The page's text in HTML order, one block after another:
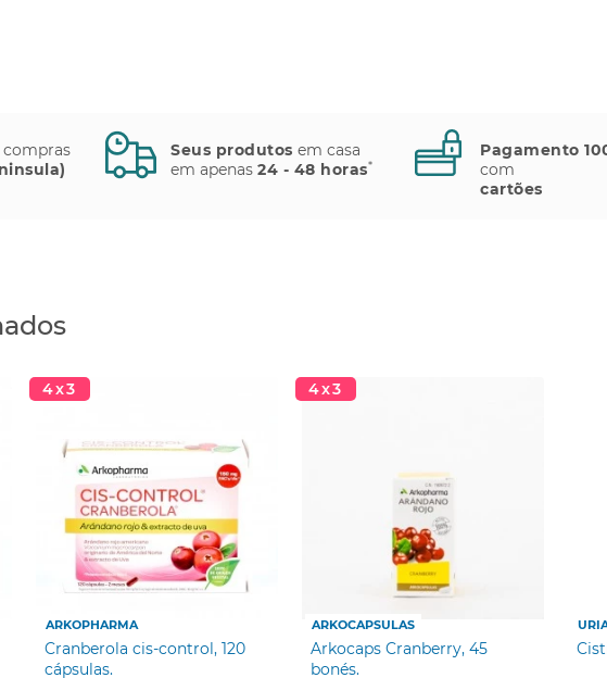
compras
Seus produtos em casa
em apenas 24 - 48 horas*
Pagamento
com
cartões
4x3
ARKOPHARMA
Cranberola cis-control, 120
cápsulas.
4x3
ARKOCAPSULAS
Arkocaps Cranberry, 45
bonés.